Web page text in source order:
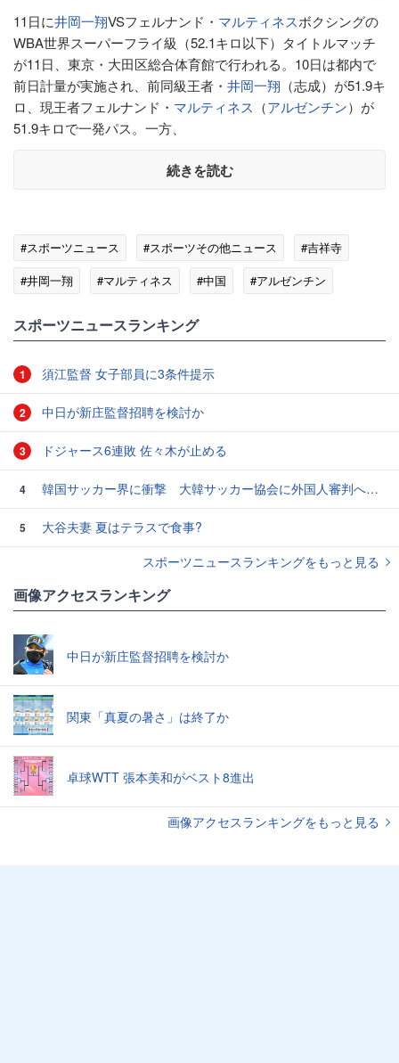
11日に井岡一翔VSフェルナンド・ マルティネスボクシングの
WBA世界スーパーフライ級（52.1キロ以下）タイトルマッチ
が11日、東京・大田区総合体育館で行われる。10日は都内で
前日計量が実施され、前同級王者・ 井岡一翔 （志成）が51.9キ
ロ、現王者フェルナンド・ マルティネス （アルゼンチン）が
51.9キロで一発パス。一方、
続きを読む
#スポーツニュース #スポーツその他ニュース
#吉祥寺
#井岡一翔
#マルティネス #中国
#アルゼンチン
スポーツニュースランキング
1 須江監督 女子部員に3条件提示
2 中日が新庄監督招聘を検討か
3 ドジャース6連敗 佐々木が止める
4 韓国サッカー界に衝撃 大韓サッカー協会に外国人審判への“性的接待”疑惑 韓国メディアが報道
5
大谷夫妻 夏はテラスで食事?
スポーツニュースランキングをもっと見る
画像アクセスランキング
中日が新庄監督招聘を検討か
関東「真夏の暑さ」は終了か
卓球WTT 張本美和がベスト8進出
画像アクセスランキングをもっと見る